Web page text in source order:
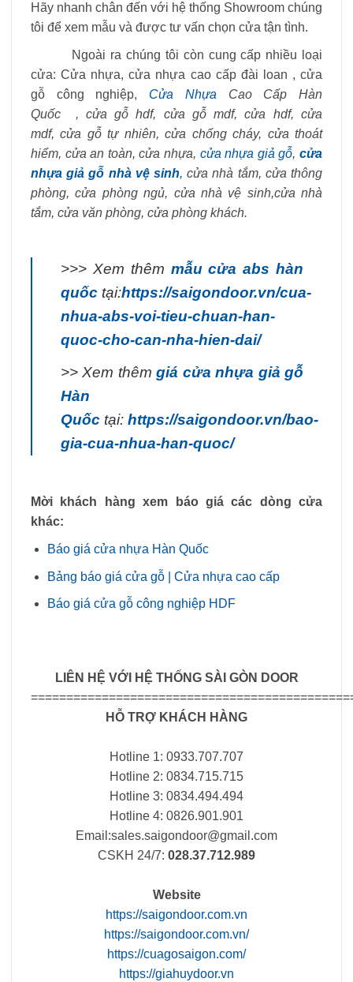
Hãy nhanh chân đến với hệ thống Showroom chúng
tôi để xem mẫu và được tư vấn chọn cửa tận tình.
Ngoài ra chúng tôi còn cung cấp nhiều loại
cửa: Cửa nhựa, cửa nhựa cao cấp đài loan , cửa
gỗ công nghiệp, Cửa Nhựa Cao Cấp Hàn
Quốc
, cửa gỗ hdf, cửa gỗ mdf,cửa hdf,cửa
mdf,cửa gỗ tự nhiên, cửa chống cháy, cửa thoát
hiểm, cửa an toàn,cửa nhựa, cửa nhựa giả gỗ,cửa
nhựa giả gỗ nhà vệ sinh, cửa nhà tắm, cửa thông
phòng,cửa phòng ngủ, cửa nhà vệ sinh,cửa nhà
tắm, cửa văn phòng, cửa phòng khách.
>>> Xem thêm mẫu cửa abs hàn
quốc tại:https://saigondoor.vn/cua-
nhua-abs-voi-tieu-chuan-han-
quoc-cho-can-nha-hien-dai/
>> Xem thêmgiá cửa nhựa giả gỗ
Hàn
Quốc tại: https://saigondoor.vn/bao-
gia-cua-nhua-han-quoc/
Mời khách hàng xem báo giá các dòng cửa
khác:
Báo giá cửa nhựa Hàn Quốc
Bảng báo giá cửa gỗ | Cửa nhựa cao cấp
Báo giá cửa gỗ công nghiệp HDF
LIÊN HỆ VỚI HỆ THỐNG SÀI GÒN DOOR
HỖ TRỢ KHÁCH HÀNG
Hotline 1: 0933.707.707
Hotline 2: 0834.715.715
Hotline 3: 0834.494.494
Hotline 4: 0826.901.901
Email:sales.saigondoor@gmail.com
CSKH 24/7: 028.37.712.989
Website
https://saigondoor.com.vn
https://saigondoor.com.vn/
https://cuagosaigon.com/
https://giahuydoor.vn